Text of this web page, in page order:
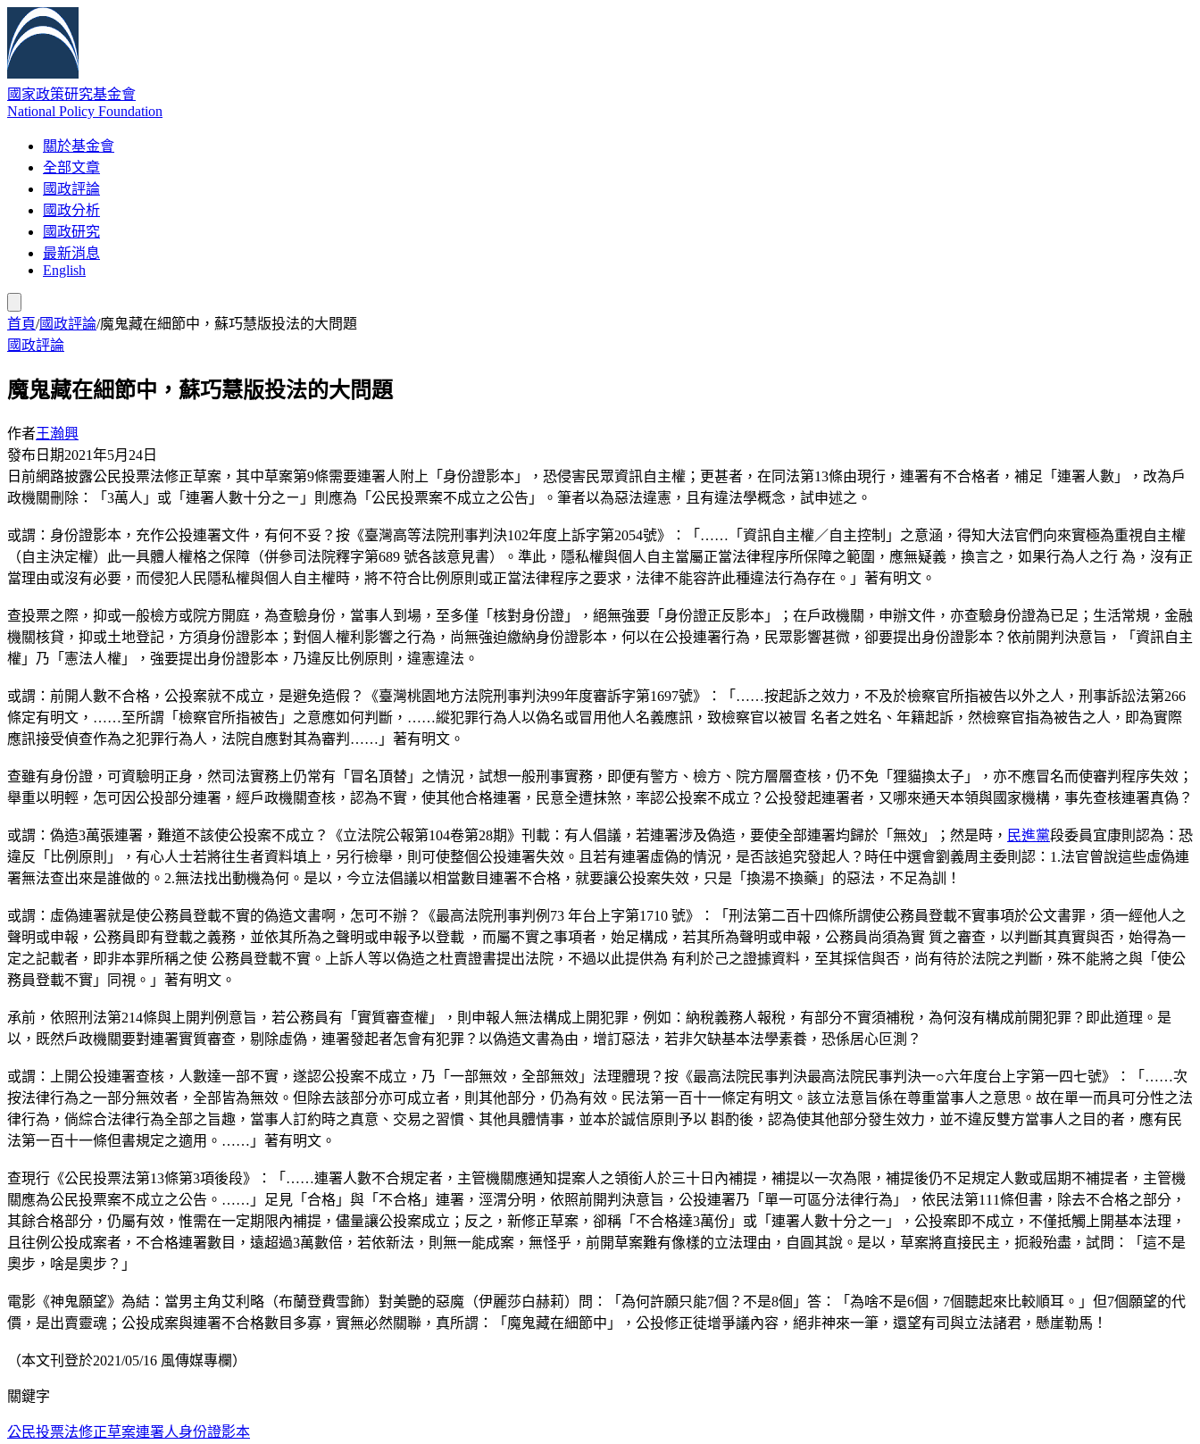
國家政策研究基金會
National Policy Foundation
關於基金會
全部文章
國政評論
國政分析
國政研究
最新消息
English
首頁/國政評論/魔鬼藏在細節中，蘇巧慧版投法的大問題
國政評論
魔鬼藏在細節中，蘇巧慧版投法的大問題
作者王瀚興
發布日期2021年5月24日
日前網路披露公民投票法修正草案，其中草案第9條需要連署人附上「身份證影本」，恐侵害民眾資訊自主權；更甚者，在同法第13條由現行，連署有不合格者，補足「連署人數」，改為戶
政機關刪除：「3萬人」或「連署人數十分之ㄧ」則應為「公民投票案不成立之公告」。筆者以為惡法違憲，且有違法學概念，試申述之。
或謂：身份證影本，充作公投連署文件，有何不妥？按《臺灣高等法院刑事判決102年度上訴字第2054號》：「……「資訊自主權／自主控制」之意涵，得知大法官們向來實極為重視自主權
（自主決定權）此一具體人權格之保障（併參司法院釋字第689 號各該意見書）。準此，隱私權與個人自主當屬正當法律程序所保障之範圍，應無疑義，換言之，如果行為人之行 為，沒有正
當理由或沒有必要，而侵犯人民隱私權與個人自主權時，將不符合比例原則或正當法律程序之要求，法律不能容許此種違法行為存在。」著有明文。
查投票之際，抑或一般檢方或院方開庭，為查驗身份，當事人到場，至多僅「核對身份證」，絕無強要「身份證正反影本」；在戶政機關，申辦文件，亦查驗身份證為已足；生活常規，金融
機關核貸，抑或土地登記，方須身份證影本；對個人權利影響之行為，尚無強迫繳納身份證影本，何以在公投連署行為，民眾影響甚微，卻要提出身份證影本？依前開判決意旨，「資訊自主
權」乃「憲法人權」，強要提出身份證影本，乃違反比例原則，違憲違法。
或謂：前開人數不合格，公投案就不成立，是避免造假？《臺灣桃園地方法院刑事判決99年度審訴字第1697號》：「……按起訴之效力，不及於檢察官所指被告以外之人，刑事訴訟法第266
條定有明文，……至所謂「檢察官所指被告」之意應如何判斷，……縱犯罪行為人以偽名或冒用他人名義應訊，致檢察官以被冒 名者之姓名、年籍起訴，然檢察官指為被告之人，即為實際
應訊接受偵查作為之犯罪行為人，法院自應對其為審判……」著有明文。
查雖有身份證，可資驗明正身，然司法實務上仍常有「冒名頂替」之情況，試想一般刑事實務，即便有警方、檢方、院方層層查核，仍不免「狸貓換太子」，亦不應冒名而使審判程序失效；
舉重以明輕，怎可因公投部分連署，經戶政機關查核，認為不實，使其他合格連署，民意全遭抹煞，率認公投案不成立？公投發起連署者，又哪來通天本領與國家機構，事先查核連署真偽？
或謂：偽造3萬張連署，難道不該使公投案不成立？《立法院公報第104卷第28期》刊載：有人倡議，若連署涉及偽造，要使全部連署均歸於「無效」；然是時， 民進黨段委員宜康則認為：恐
違反「比例原則」，有心人士若將往生者資料填上，另行檢舉，則可使整個公投連署失效。且若有連署虛偽的情況，是否該追究發起人？時任中選會劉義周主委則認：1.法官曾說這些虛偽連
署無法查出來是誰做的。2.無法找出動機為何。是以，今立法倡議以相當數目連署不合格，就要讓公投案失效，只是「換湯不換藥」的惡法，不足為訓！
或謂：虛偽連署就是使公務員登載不實的偽造文書啊，怎可不辦？《最高法院刑事判例73 年台上字第1710 號》：「刑法第二百十四條所謂使公務員登載不實事項於公文書罪，須一經他人之
聲明或申報，公務員即有登載之義務，並依其所為之聲明或申報予以登載 ，而屬不實之事項者，始足構成，若其所為聲明或申報，公務員尚須為實 質之審查，以判斷其真實與否，始得為一
定之記載者，即非本罪所稱之使 公務員登載不實。上訴人等以偽造之杜賣證書提出法院，不過以此提供為 有利於己之證據資料，至其採信與否，尚有待於法院之判斷，殊不能將之與「使公
務員登載不實」同視。」著有明文。
承前，依照刑法第214條與上開判例意旨，若公務員有「實質審查權」，則申報人無法構成上開犯罪，例如：納稅義務人報稅，有部分不實須補稅，為何沒有構成前開犯罪？即此道理。是
以，既然戶政機關要對連署實質審查，剔除虛偽，連署發起者怎會有犯罪？以偽造文書為由，增訂惡法，若非欠缺基本法學素養，恐係居心叵測？
或謂：上開公投連署查核，人數達一部不實，遂認公投案不成立，乃「一部無效，全部無效」法理體現？按《最高法院民事判決最高法院民事判決一○六年度台上字第一四七號》：「……次
按法律行為之一部分無效者，全部皆為無效。但除去該部分亦可成立者，則其他部分，仍為有效。民法第一百十一條定有明文。該立法意旨係在尊重當事人之意思。故在單一而具可分性之法
律行為，倘綜合法律行為全部之旨趣，當事人訂約時之真意、交易之習慣、其他具體情事，並本於誠信原則予以 斟酌後，認為使其他部分發生效力，並不違反雙方當事人之目的者，應有民
法第一百十一條但書規定之適用。……」著有明文。
查現行《公民投票法第13條第3項後段》：「……連署人數不合規定者，主管機關應通知提案人之領銜人於三十日內補提，補提以一次為限，補提後仍不足規定人數或屆期不補提者，主管機
關應為公民投票案不成立之公告。……」足見「合格」與「不合格」連署，涇渭分明，依照前開判決意旨，公投連署乃「單一可區分法律行為」，依民法第111條但書，除去不合格之部分，
其餘合格部分，仍屬有效，惟需在一定期限內補提，儘量讓公投案成立；反之，新修正草案，卻稱「不合格達3萬份」或「連署人數十分之一」，公投案即不成立，不僅抵觸上開基本法理，
且往例公投成案者，不合格連署數目，遠超過3萬數倍，若依新法，則無一能成案，無怪乎，前開草案難有像樣的立法理由，自圓其說。是以，草案將直接民主，扼殺殆盡，試問：「這不是
奧步，啥是奧步？」
電影《神鬼願望》為結：當男主角艾利略（布蘭登費雪飾）對美艷的惡魔（伊麗莎白赫莉）問：「為何許願只能7個？不是8個」答：「為啥不是6個，7個聽起來比較順耳。」但7個願望的代
價，是出賣靈魂；公投成案與連署不合格數目多寡，實無必然關聯，真所謂：「魔鬼藏在細節中」，公投修正徒增爭議內容，絕非神來一筆，還望有司與立法諸君，懸崖勒馬！
（本文刊登於2021/05/16 風傳媒專欄）
關鍵字
公民投票法修正草案連署人身份證影本